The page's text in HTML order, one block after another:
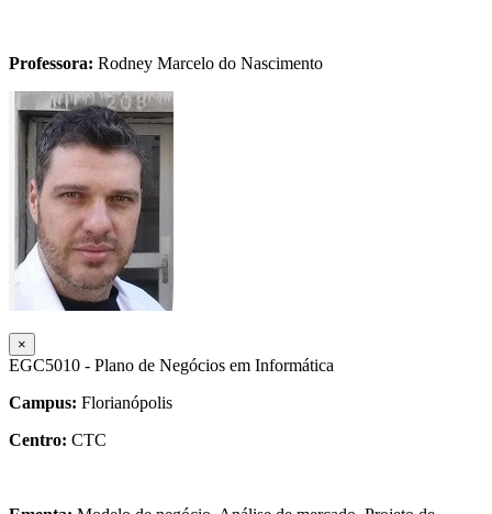
Professora: Rodney Marcelo do Nascimento
×
EGC5010 - Plano de Negócios em Informática
Campus: Florianópolis
Centro: CTC